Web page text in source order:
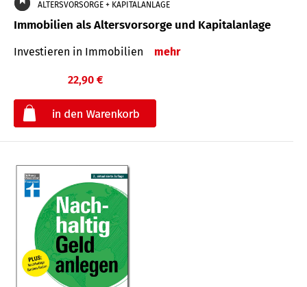
ALTERSVORSORGE + KAPITALANLAGE
Immobilien als Altersvorsorge und Kapitalanlage
Investieren in Immobilien mehr
22,90 €